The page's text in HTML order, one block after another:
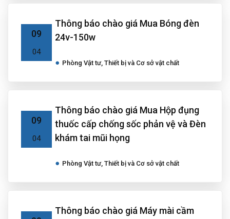
09
04
Thông báo chào giá Mua Bóng đèn
24v-150w
Phòng Vật tư, Thiết bị và Cơ sở vật chất
09
04
Thông báo chào giá Mua Hộp đụng
thuốc cấp chống sốc phản vệ và Đèn
khám tai mũi họng
Phòng Vật tư, Thiết bị và Cơ sở vật chất
Thông báo chào giá Máy mài cầm